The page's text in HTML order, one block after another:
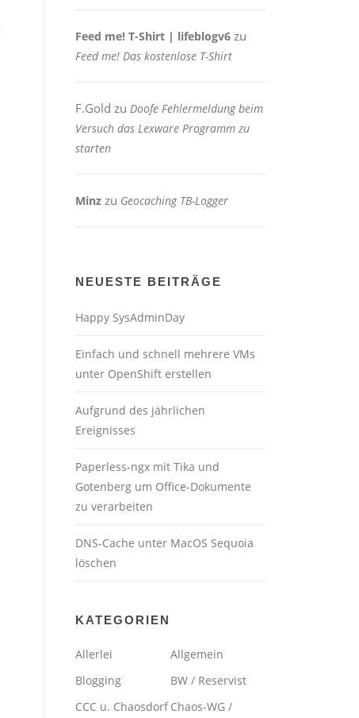
Feed me! T-Shirt | lifeblogv6 zu
Feed me! Das kostenlose T-Shirt
F.Gold zu Doofe Fehlermeldung beim
Versuch das Lexware Programm zu
starten
Minz zu Geocaching TB-Logger
NEUESTE BEITRÄGE
Happy SysAdminDay
Einfach und schnell mehrere VMs
unter OpenShift erstellen
Aufgrund des jährlichen
Ereignisses
Paperless-ngx mit Tika und
Gotenberg um Office-Dokumente
zu verarbeiten
DNS-Cache unter MacOS Sequoia
löschen
KATEGORIEN
Allerlei
Allgemein
Blogging
BW / Reservist
CCC u. Chaosdorf Chaos-WG /